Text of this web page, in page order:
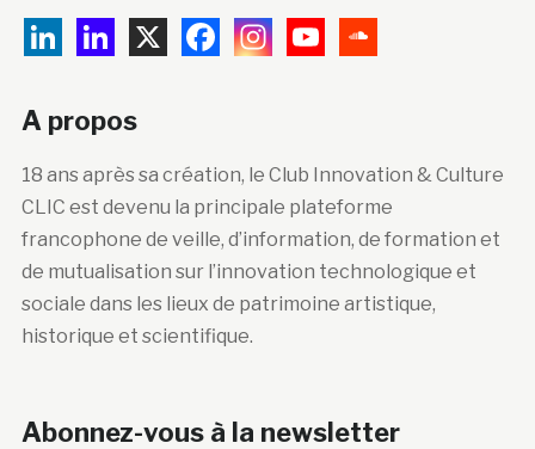
A propos
18 ans après sa création, le Club Innovation & Culture
CLIC est devenu la principale plateforme
francophone de veille, d’information, de formation et
de mutualisation sur l’innovation technologique et
sociale dans les lieux de patrimoine artistique,
historique et scientifique.
Abonnez-vous à la newsletter